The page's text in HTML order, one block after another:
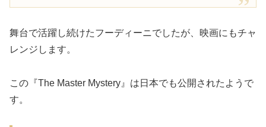
舞台で活躍し続けたフーディーニでしたが、映画にもチャ
レンジします。
この『The Master Mystery』は日本でも公開されたようで
す。